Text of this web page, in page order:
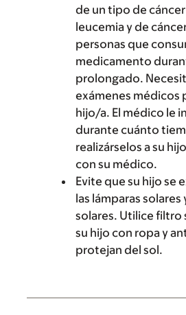
de un tipo de
leucemia y de
personas que
medicamento
prolongado.
exámenes médicos
hijo/a. El médico le
durante cuánto
realizárselos a su
con su médico.
Evite que su hijo se
las lámparas solares
solares. Utilice filtro
su hijo con ropa y
protejan del sol.